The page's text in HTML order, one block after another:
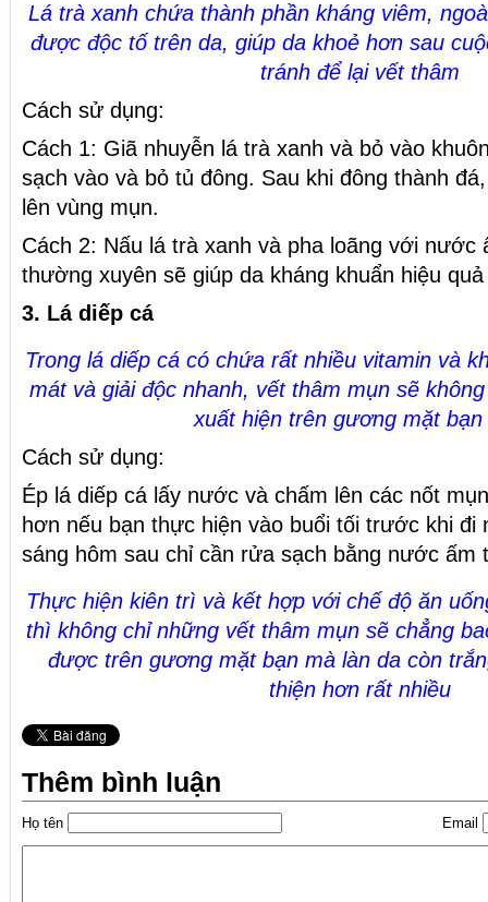
Lá trà xanh chứa thành phần kháng viêm,
được độc tố trên da, giúp da khoẻ hơn sau
tránh để lại vết thâm
Cách sử dụng:
Cách 1: Giã nhuyễn lá trà xanh và bỏ vào
sạch vào và bỏ tủ đông. Sau khi đông thành
lên vùng mụn.
Cách 2: Nấu lá trà xanh và pha loãng với nước
thường xuyên sẽ giúp da kháng khuẩn hiệu
3. Lá diếp cá
Trong lá diếp cá có chứa rất nhiều vitamin và
mát và giải độc nhanh, vết thâm mụn sẽ
xuất hiện trên gương mặt bạn
Cách sử dụng:
Ép lá diếp cá lấy nước và chấm lên các nốt
hơn nếu bạn thực hiện vào buổi tối trước khi đi
sáng hôm sau chỉ cần rửa sạch bằng nước ấm
Thực hiện kiên trì và kết hợp với chế độ ăn
thì không chỉ những vết thâm mụn sẽ chẳng
được trên gương mặt bạn mà làn da còn
thiện hơn rất nhiều
Thêm bình luận
Họ tên Email